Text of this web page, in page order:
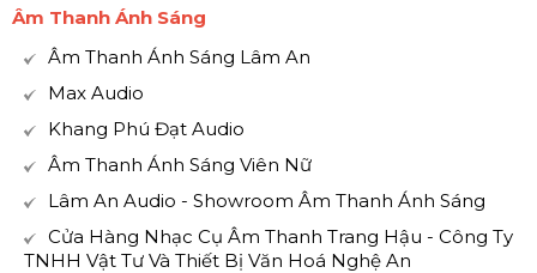
Âm Thanh Ánh Sáng
Âm Thanh Ánh Sáng Lâm An
Max Audio
Khang Phú Đạt Audio
Âm Thanh Ánh Sáng Viên Nữ
Lâm An Audio - Showroom Âm Thanh Ánh Sáng
Cửa Hàng Nhạc Cụ Âm Thanh Trang Hậu - Công Ty
TNHH Vật Tư Và Thiết Bị Văn Hoá Nghệ An